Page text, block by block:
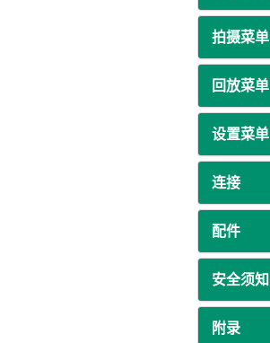
拍摄菜单
回放菜单
设置菜单
连接
配件
安全须知
附录